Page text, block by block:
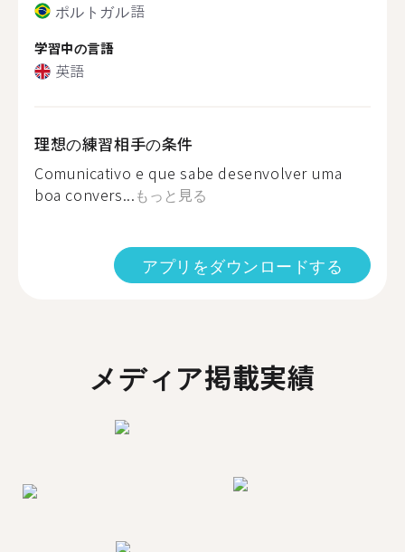
ポルトガル語
学習中の言語
英語
理想の練習相手の条件
Comunicativo e que sabe desenvolver uma
boa convers...もっと見る
アプリをダウンロードする
メディア掲載実績